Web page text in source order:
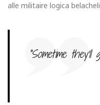
alle militaire logica
“Sometime